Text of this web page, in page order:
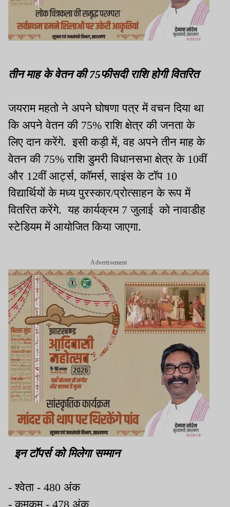
तीन माह के वेतन की75फीसदी राशिहोगी वितरित
जयराम महतो ने अपने घोषणा पत्र में वचन दिया था
कि अपने वेतन की 75% राशि क्षेत्र की जनता के
लिए दान करेंगे. इसी कड़ी में,वह अपने तीन माह के
वेतन की 75% राशि डुमरी विधानसभा क्षेत्र के 10वीं
और 12वीं आर्ट्स,कॉमर्स,साइंस के टॉप 10
विद्यार्थियों के मध्य पुरस्कार/प्रोत्साहन के रूप में
वितरित करेंगे. यह कार्यक्रम 7 जुलाई को नावाडीह
स्टेडियम में आयोजित किया जाएगा.
Advertisement
इन टॉपर्स को मिलेगा सम्मान
-श्वेता - 480 अंक
-कुमकुम - 478 अंक